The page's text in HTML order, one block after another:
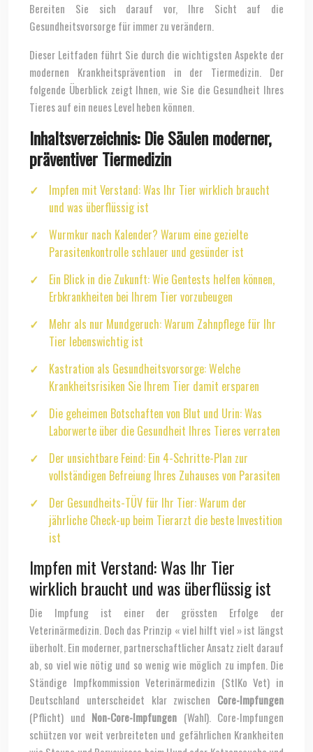
Bereiten Sie sich darauf vor, Ihre Sicht auf die
Gesundheitsvorsorge für immer zu verändern.
Dieser Leitfaden führt Sie durch die wichtigsten Aspekte der
modernen Krankheitsprävention in der Tiermedizin. Der
folgende Überblick zeigt Ihnen, wie Sie die Gesundheit Ihres
Tieres auf ein neues Level heben können.
Inhaltsverzeichnis: Die Säulen moderner,
präventiver Tiermedizin
Impfen mit Verstand: Was Ihr Tier wirklich braucht
und was überflüssig ist
Wurmkur nach Kalender? Warum eine gezielte
Parasitenkontrolle schlauer und gesünder ist
Ein Blick in die Zukunft: Wie Gentests helfen können,
Erbkrankheiten bei Ihrem Tier vorzubeugen
Mehr als nur Mundgeruch: Warum Zahnpflege für Ihr
Tier lebenswichtig ist
Kastration als Gesundheitsvorsorge: Welche
Krankheitsrisiken Sie Ihrem Tier damit ersparen
Die geheimen Botschaften von Blut und Urin: Was
Laborwerte über die Gesundheit Ihres Tieres verraten
Der unsichtbare Feind: Ein 4-Schritte-Plan zur
vollständigen Befreiung Ihres Zuhauses von Parasiten
Der Gesundheits-TÜV für Ihr Tier: Warum der
jährliche Check-up beim Tierarzt die beste Investition
ist
Impfen mit Verstand: Was Ihr Tier
wirklich braucht und was überflüssig ist
Die Impfung ist einer der grössten Erfolge der
Veterinärmedizin. Doch das Prinzip « viel hilft viel » ist längst
überholt. Ein moderner, partnerschaftlicher Ansatz zielt darauf
ab, so viel wie nötig und so wenig wie möglich zu impfen. Die
Ständige Impfkommission Veterinärmedizin (StIKo Vet) in
Deutschland unterscheidet klar zwischen Core-Impfungen
(Pflicht) und Non-Core-Impfungen (Wahl). Core-Impfungen
schützen vor weit verbreiteten und gefährlichen Krankheiten